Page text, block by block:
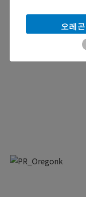
오레